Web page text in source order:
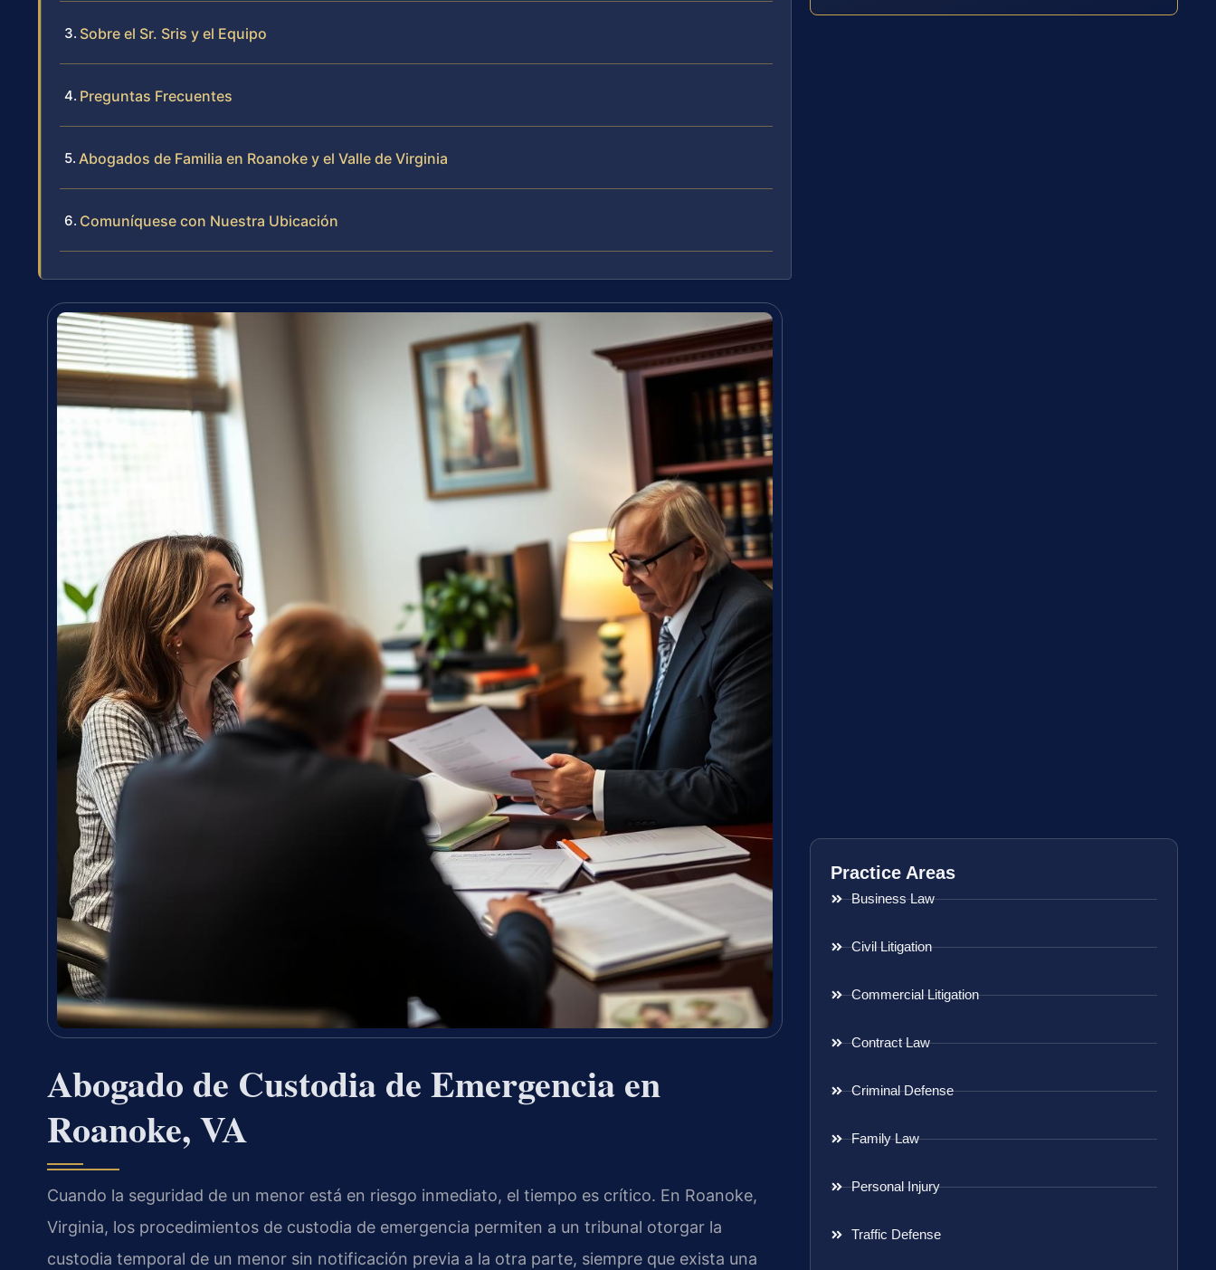
Sobre el Sr. Sris y el Equipo
Preguntas Frecuentes
Abogados de Familia en Roanoke y el Valle de Virginia
Comuníquese con Nuestra Ubicación
Abogado de Custodia de Emergencia en
Roanoke, VA
Cuando la seguridad de un menor está en riesgo inmediato, el tiempo es crítico. En Roanoke,
Virginia, los procedimientos de custodia de emergencia permiten a un tribunal otorgar la
custodia temporal de un menor sin notificación previa a la otra parte, siempre que exista una
Practice Areas
Business Law
Civil Litigation
Commercial Litigation
Contract Law
Criminal Defense
Family Law
Personal Injury
Traffic Defense